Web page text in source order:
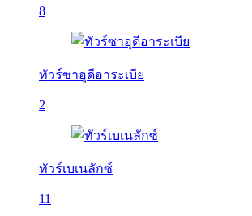
8
ทัวร์ซาอุดีอาระเบีย
2
ทัวร์เบเนลักซ์
11